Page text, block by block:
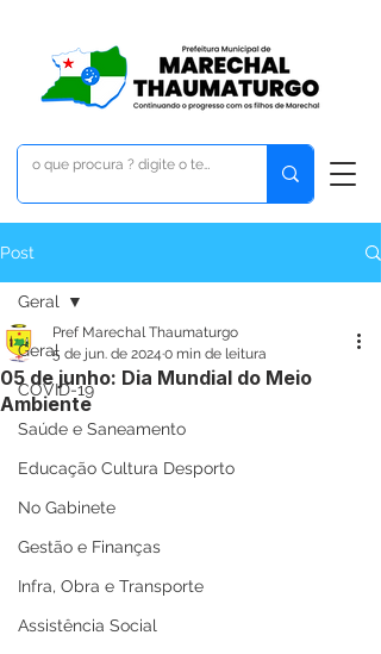
Post
Geral
COVID-19
Saúde e Saneamento
Educação Cultura Desporto
No Gabinete
Gestão e Finanças
Infra, Obra e Transporte
Assistência Social
Geral
05 de junho: Dia Mundial do Meio
Ambiente
Pref Marechal Thaumaturgo
5 de jun. de 2024 0 min de leitura